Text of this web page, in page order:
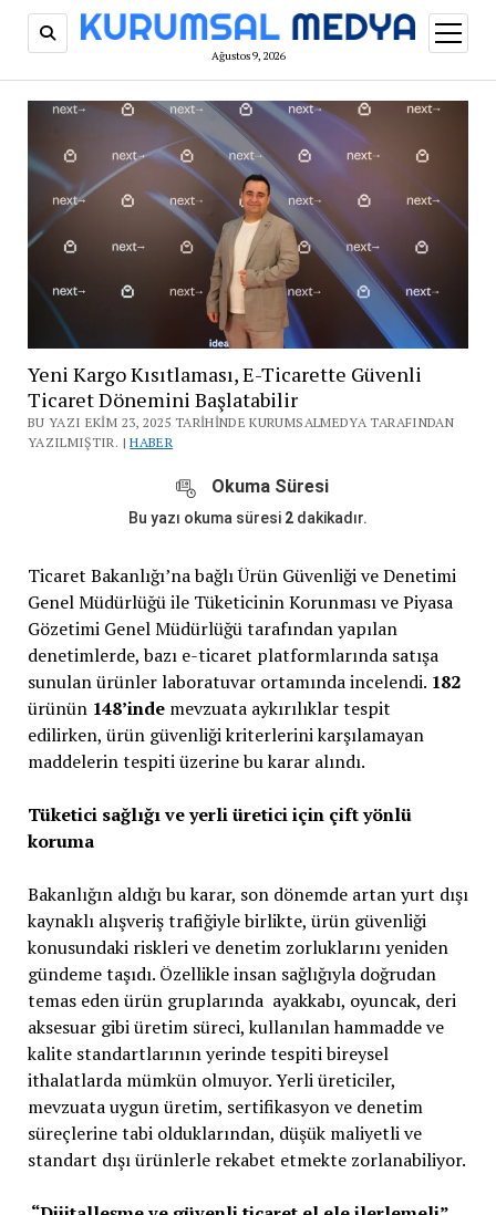
Ağustos 9, 2026
aç
Yeni Kargo Kısıtlaması, E-Ticarette Güvenli
Ticaret Dönemini Başlatabilir
BU YAZI EKIM 23, 2025 TARIHINDE KURUMSALMEDYA TARAFINDAN
YAZILMIŞTIR. |HABER
Okuma Süresi
Bu yazı okuma süresi 2 dakikadır.
Ticaret Bakanlığı’na bağlı Ürün Güvenliği ve Denetimi
Genel Müdürlüğü ile Tüketicinin Korunması ve Piyasa
Gözetimi Genel Müdürlüğü tarafından yapılan
denetimlerde, bazı e-ticaret platformlarında satışa
sunulan ürünler laboratuvar ortamında incelendi. 182
ürünün 148’indemevzuata aykırılıklar tespit
edilirken, ürün güvenliği kriterlerini karşılamayan
maddelerin tespiti üzerine bu karar alındı.
Tüketici sağlığı ve yerli üretici için çift yönlü
koruma
Bakanlığın aldığı bu karar, son dönemde artan yurt dışı
kaynaklı alışveriş trafiğiyle birlikte, ürün güvenliği
konusundaki riskleri ve denetim zorluklarını yeniden
gündeme taşıdı. Özellikle insan sağlığıyla doğrudan
temas eden ürün gruplarında ayakkabı, oyuncak, deri
aksesuar gibi üretim süreci, kullanılan hammadde ve
kalite standartlarının yerinde tespiti bireysel
ithalatlarda mümkün olmuyor. Yerli üreticiler,
mevzuata uygun üretim, sertifikasyon ve denetim
süreçlerine tabi olduklarından, düşük maliyetli ve
standart dışı ürünlerle rekabet etmekte zorlanabiliyor.